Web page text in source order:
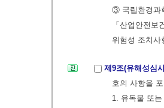
③ 국립환경과
「산업안전
위험성 조치
제9조(유해성심
호의 사항을
1. 유독물 또